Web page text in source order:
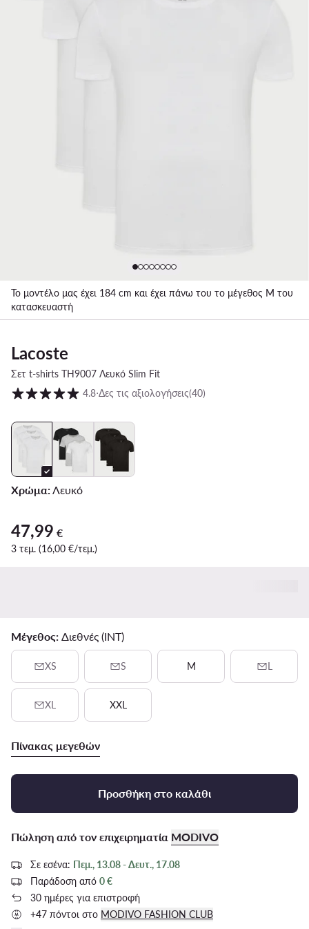
Το μοντέλο μας έχει 184 cm και έχει πάνω του το μέγεθος M του
κατασκευαστή
Lacoste
Σετ t-shirts TH9007 Λευκό Slim Fit
Βαθμολογία πελατών σε κλίμακα 1 έως 5
4.8⋅Δες τις αξιολογήσεις(40)
Χρώμα: Λευκό
47,99 €
47,99 €
3 τεμ. (16,00 €/τεμ.)
Μέγεθος: Διεθνές (INT)
XS S M L
XL XXL
Πίνακας μεγεθών
Προσθήκη στο καλάθι
Πώληση από τον επιχειρηματία MODIVO
Σε εσένα: Πεμ., 13.08 - Δευτ., 17.08
Παράδοση από 0 €
30 ημέρες για επιστροφή
+47 πόντοι στο MODIVO FASHION CLUB